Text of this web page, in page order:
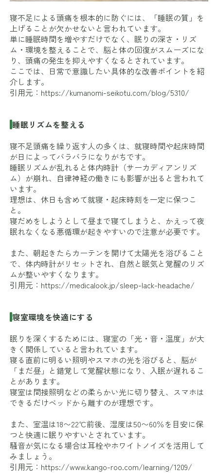
寝不足による頭痛を根本的に防ぐには、「睡眠の質」を
上げることが欠かせないと言われています。
単に睡眠時間を増やすだけでなく、眠りの深さ・リズ
ム・環境を整えることで、脳と体の回復がスムーズにな
り、頭痛の発生を抑えやすくなるとされています。
ここでは、日常で意識したい具体的な改善ポイントを紹
介します。
引用元： https://kumanomi-seikotu.com/blog/5310/
睡眠リズムを整える
寝不足頭痛を繰り返す人の多くは、就寝時間や起床時間
が日によってバラバラになりがちです。
睡眠リズムが乱れると体内時計（サーカディアンリズ
ム）が崩れ、自律神経の働きにも影響が出ると言われて
います。
理想は、休日も含めて就寝・起床時刻を一定に保つこ
と。
寝だめをしようとして昼まで寝てしまうと、かえって夜
眠れなくなる悪循環が起きやすいので注意が必要です。
また、朝起きたらカーテンを開けて太陽光を浴びること
で、体内時計がリセットされ、自然と眠気と覚醒のリズ
ムが整いやすくなります。
引用元： https://medicalook.jp/sleep-lack-headache/
寝室環境を快適にする
眠りを深くするためには、寝室の「光・音・温度」が大
きく関係していると言われています。
寝る直前に明るい照明やスマホの光を浴びると、脳が
「まだ昼」と錯覚して覚醒状態になり、入眠が遅れるこ
とがあります。
寝室は間接照明などの柔らかい光に切り替え、スマホは
できるだけベッドから離すのが理想です。
また、室温は18〜22℃前後、湿度は50〜60％を目安に保
つと快適に眠りやすいとされています。
騒音が気になる場合は耳栓やホワイトノイズを活用して
みましょう。
引用元： https://www.kango-roo.com/learning/1209/